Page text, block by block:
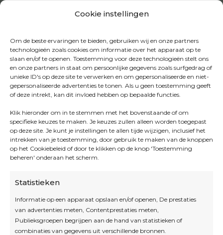
Cookie instellingen
Om de beste ervaringen te bieden, gebruiken wij en onze partners
technologieën zoals cookies om informatie over het apparaat op te
slaan en/of te openen. Toestemming voor deze technologieën stelt ons
en onze partners in staat om persoonlijke gegevens zoals surfgedrag of
unieke ID's op deze site te verwerken en om gepersonaliseerde en niet-
gepersonaliseerde advertenties te tonen. Als u geen toestemming geeft
of deze intrekt, kan dit invloed hebben op bepaalde functies.
Klik hieronder om in te stemmen met het bovenstaande of om
specifieke keuzes te maken. Je keuzes zullen alleen worden toegepast
op deze site. Je kunt je instellingen te allen tijde wijzigen, inclusief het
intrekken van je toestemming, door gebruik te maken van de knoppen
op het Cookiebeleid of door te klikken op de knop 'Toestemming
beheren' onderaan het scherm.
Statistieken
Informatie op een apparaat opslaan en/of openen, De prestaties
van advertenties meten, Contentprestaties meten,
Publieksgroepen begrijpen aan de hand van statistieken of
combinaties van gegevens uit verschillende bronnen.
Openingsuren